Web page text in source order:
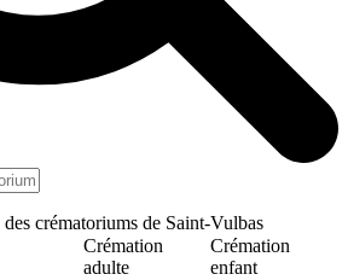
crématoriums de Saint-Vulbas
Crémation
adulte
Crémation
enfant